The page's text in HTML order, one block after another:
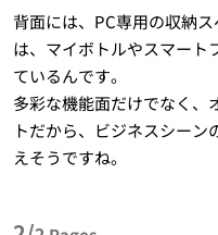
背面には、PC専用の収納
は、マイボトルやスマート
ているんです。
多彩な機能面だけでなく、
トだから、ビジネスシー
えそうですね。